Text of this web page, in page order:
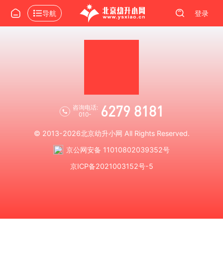
导航 登录
咨询电话:
010-
6279 8181
© 2013-2026北京幼升小网 All Rights Reserved.
京公网安备 11010802039352号
京ICP备2021003152号-5